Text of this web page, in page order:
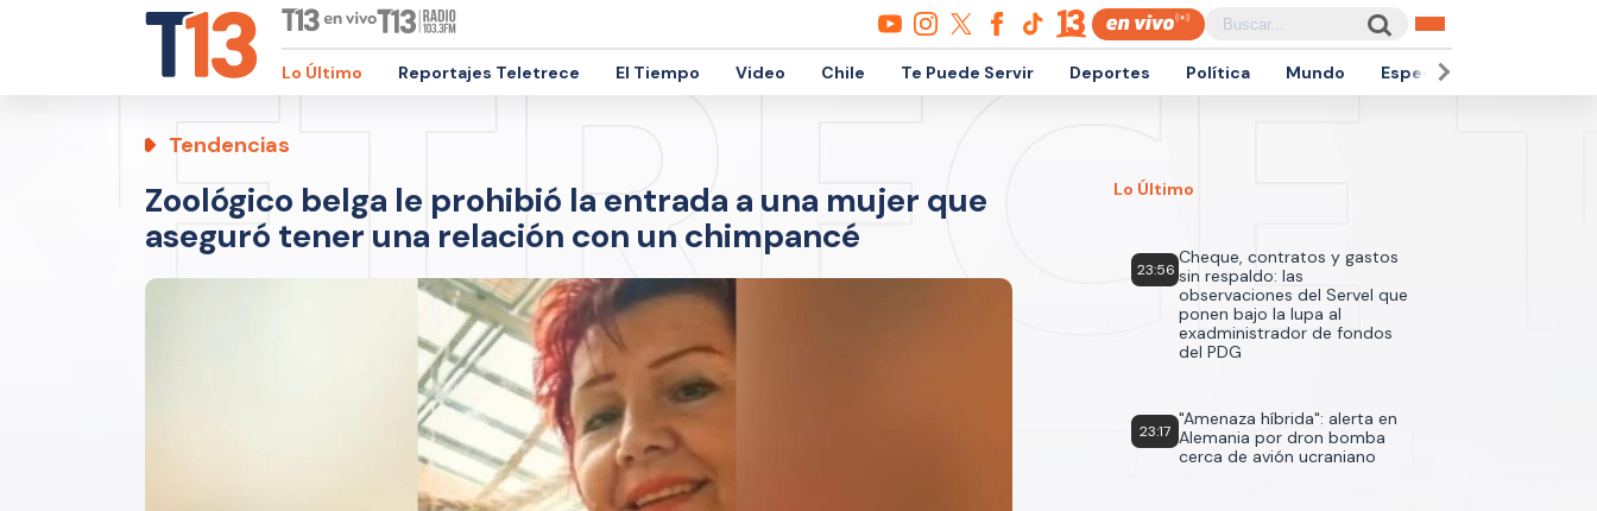
Lo Último Reportajes Teletrece El Tiempo Video Chile Te Puede Servir Deportes Política Mundo Espectáculos
Tendencias
Zoológico belga le prohibió la entrada a una mujer que
aseguró tener una relación con un chimpancé
Lo Último
23:56
Cheque, contratos y gastos
sin respaldo: las
observaciones del Servel que
ponen bajo la lupa al
exadministrador de fondos
del PDG
23:17
"Amenaza híbrida": alerta en
Alemania por dron bomba
cerca de avión ucraniano